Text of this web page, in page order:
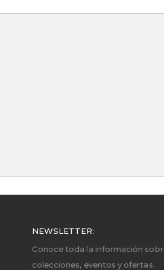
NEWSLETTER:
Conoce toda la información
colecciones, eventos y ofertas.